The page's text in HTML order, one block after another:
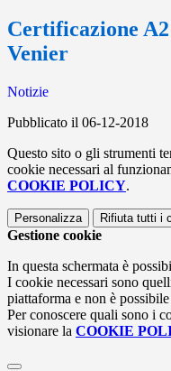
Certificazione
Venier
Notizie
Pubblicato il 06-12-2018
Questo sito o gli strumenti
cookie necessari al
COOKIE POLICY.
Personalizza Rifiuta tutti i
Gestione cookie
In questa schermata è
I cookie necessari sono
piattaforma e non è
Per conoscere quali sono i
visionare la COOKIE